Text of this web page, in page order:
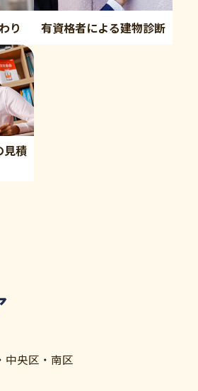
り 有資格者による建物診断
見積
中央区・南区